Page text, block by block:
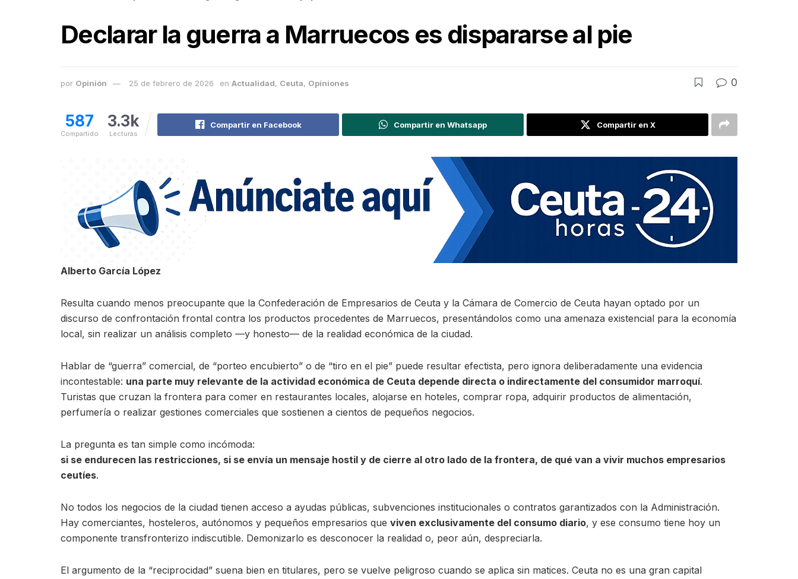
Declarar la guerra a Marruecos es dispararse al pie
por Opinión 25 de febrero de 2026 en Actualidad, Ceuta, Opiniones 0
587
Compartido
3.3k
Lecturas
Compartir en Facebook Compartir en Whatsapp Compartir en X
Alberto García López
Resulta cuando menos preocupante que la Confederación de Empresarios de Ceuta y la Cámara de Comercio de Ceuta hayan optado por un
discurso de confrontación frontal contra los productos procedentes de Marruecos, presentándolos como una amenaza existencial para la economía
local, sin realizar un análisis completo —y honesto— de la realidad económica de la ciudad.
Hablar de “guerra” comercial, de “porteo encubierto” o de “tiro en el pie” puede resultar efectista, pero ignora deliberadamente una evidencia
incontestable: una parte muy relevante de la actividad económica de Ceuta depende directa o indirectamente del consumidor marroquí.
Turistas que cruzan la frontera para comer en restaurantes locales, alojarse en hoteles, comprar ropa, adquirir productos de alimentación,
perfumería o realizar gestiones comerciales que sostienen a cientos de pequeños negocios.
La pregunta es tan simple como incómoda:
si se endurecen las restricciones, si se envía un mensaje hostil y de cierre al otro lado de la frontera, de qué van a vivir muchos empresarios
ceutíes.
No todos los negocios de la ciudad tienen acceso a ayudas públicas, subvenciones institucionales o contratos garantizados con la Administración.
Hay comerciantes, hosteleros, autónomos y pequeños empresarios que viven exclusivamente del consumo diario, y ese consumo tiene hoy un
componente transfronterizo indiscutible. Demonizarlo es desconocer la realidad o, peor aún, despreciarla.
El argumento de la “reciprocidad” suena bien en titulares, pero se vuelve peligroso cuando se aplica sin matices. Ceuta no es una gran capital